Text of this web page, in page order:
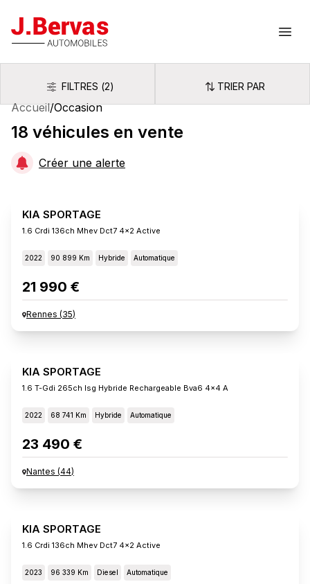
J.Bervas
FiltresFILTRES (2) Trier par
TRIER PAR
Accueil/Occasion
18 véhicules en vente
Créer une alerte
KIA SPORTAGE
1.6 Crdi 136ch Mhev Dct7 4x2 Active
2022 90 899 Km Hybride Automatique
21 990 €
Rennes (35)
KIA SPORTAGE
1.6 T-Gdi 265ch Isg Hybride Rechargeable Bva6 4x4 A
2022 68 741 Km Hybride Automatique
23 490 €
Nantes (44)
KIA SPORTAGE
1.6 Crdi 136ch Mhev Dct7 4x2 Active
2023 96 339 Km Diesel Automatique